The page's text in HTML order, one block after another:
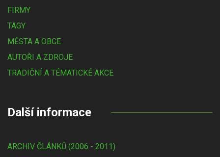
FIRMY
TAGY
MĚSTA A OBCE
AUTOŘI A ZDROJE
TRADIČNÍ A TÉMATICKÉ AKCE
Další informace
ARCHIV ČLÁNKŮ (2006 - 2011)